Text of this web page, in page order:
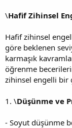
\Hafif Zihinsel
Hafif zihinsel
göre beklenen
karmaşık
öğrenme
zihinsel engelli bir
1. \Düşünme ve
- Soyut düşünme